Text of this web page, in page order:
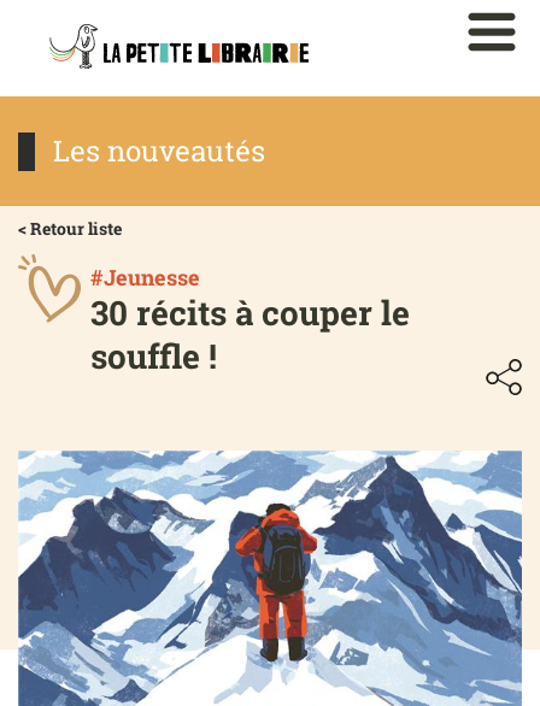
Les nouveautés
< Retour liste
#Jeunesse
30 récits à couper le
souffle !